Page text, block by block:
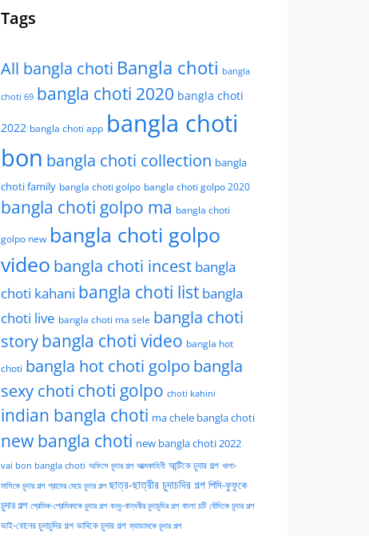
Tags
All bangla choti Bangla choti bangla
choti 69 bangla choti 2020 bangla choti
2022 bangla choti app bangla choti
bon bangla choti collection bangla
choti family bangla choti golpo bangla choti golpo 2020
bangla choti golpo ma bangla choti
golpo new bangla choti golpo
video bangla choti incest bangla
choti kahani bangla choti list bangla
choti live bangla choti ma sele bangla choti
storybangla choti video bangla hot
choti bangla hot choti golpo bangla
sexy choti choti golpo choti kahini
indian bangla choti ma chele bangla choti
new bangla choti new bangla choti 2022
vai bon bangla choti অফিসে চুদার গল্প আত্মকাহিনী আন্টিকে চুদার গল্প খালা-
মাসিকে চুদার গল্প গ্রামের মেয়ে চুদার গল্প ছাত্র-ছাত্রীর চুদাচদির গল্প পিসি-ফুফুকে
চুদার গল্প প্রেমিক-প্রেমিকাকে চুদার গল্প বন্ধু-বান্ধবীর চুদাচুদির গল্প বাংলা চটি বৌদিকে চুদার গল্প
ভাই-বোনের চুদাচুদির গল্প ভাবিকে চুদার গল্প ম্যাডামকে চুদার গল্প